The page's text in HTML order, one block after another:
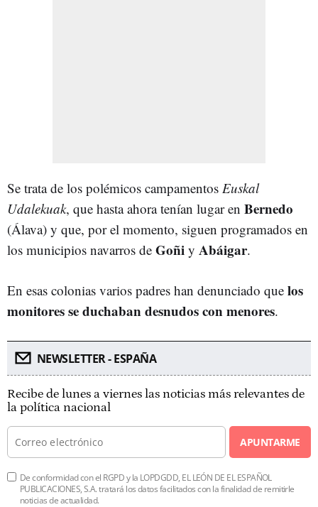
Se trata de los polémicos campamentos Euskal
Udalekuak, que hasta ahora tenían lugar en Bernedo
(Álava) y que, por el momento, siguen programados en
los municipios navarros de Goñi y Abáigar.
En esas colonias varios padres han denunciado que los
monitores se duchaban desnudos con menores.
NEWSLETTER - ESPAÑA
Recibe de lunes a viernes las noticias más relevantes de
la política nacional
APUNTARME
De conformidad con el RGPD y la LOPDGDD, EL LEÓN DE EL ESPAÑOL
PUBLICACIONES, S.A. tratará los datos facilitados con la finalidad de remitirle
noticias de actualidad.